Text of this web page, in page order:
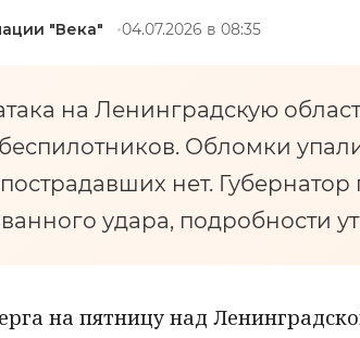
"Века" 04.07.2026 в 08:35
на Ленинградскую
Обломки
нет.
удара, подробности
на пятницу над